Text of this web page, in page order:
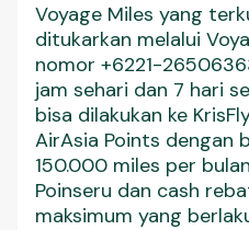
Voyage Miles yang
ditukarkan melalui
nomor +6221-
jam sehari dan 7 hari
bisa dilakukan ke
AirAsia Points dengan
150.000 miles per
Poinseru dan cash
maksimum yang